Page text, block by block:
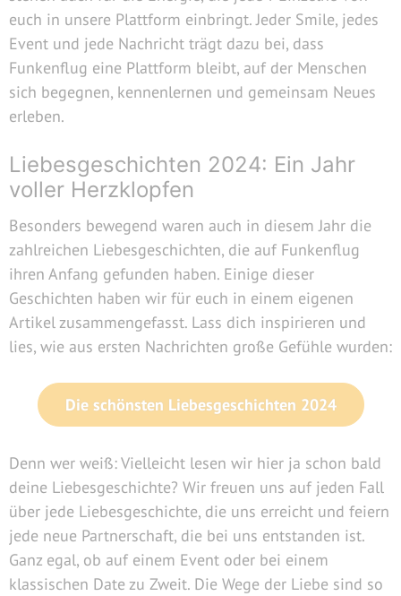
euch in unsere Plattform einbringt. Jeder Smile, jedes
Event und jede Nachricht trägt dazu bei, dass
Funkenflug eine Plattform bleibt, auf der Menschen
sich begegnen, kennenlernen und gemeinsam Neues
erleben.
Liebesgeschichten 2024: Ein Jahr
voller Herzklopfen
Besonders bewegend waren auch in diesem Jahr die
zahlreichen Liebesgeschichten, die auf Funkenflug
ihren Anfang gefunden haben. Einige dieser
Geschichten haben wir für euch in einem eigenen
Artikel zusammengefasst. Lass dich inspirieren und
lies, wie aus ersten Nachrichten große Gefühle wurden:
Die schönsten Liebesgeschichten 2024
Denn wer weiß: Vielleicht lesen wir hier ja schon bald
deine Liebesgeschichte? Wir freuen uns auf jeden Fall
über jede Liebesgeschichte, die uns erreicht und feiern
jede neue Partnerschaft, die bei uns entstanden ist.
Ganz egal, ob auf einem Event oder bei einem
klassischen Date zu Zweit. Die Wege der Liebe sind so